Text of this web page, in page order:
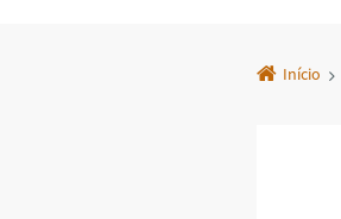
Início